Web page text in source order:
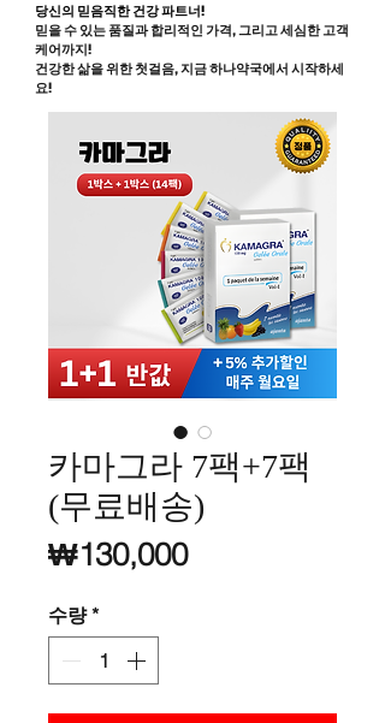
당신의 믿음직한 건강 파트너!
믿을 수 있는 품질과 합리적인 가격, 그리고 세심한 고객
케어까지!
건강한 삶을 위한 첫걸음, 지금 하나약국에서 시작하세
요!
카마그라 7팩+7팩
(무료배송)
₩130,000가격
수량 *